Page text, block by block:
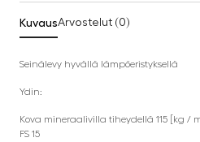
KuvausArvostelut (0)
Seinälevy hyvällä lämpöeristyksellä
Ydin:
Kova mineraalivilla tiheydellä 115 [kg /
FS 15